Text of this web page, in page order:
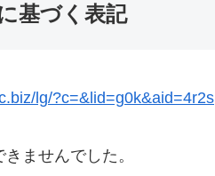
基づく表記
lg/?c=&lid=g0k&aid=4r2s
ませんでした。